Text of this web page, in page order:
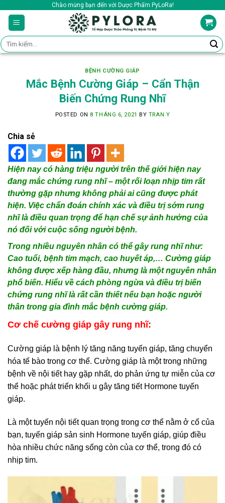
content
Chào mừng bạn đến với Dược Phẩm PyLoRa!
Tìm
kiếm:
BỆNH CƯỜNG GIÁP
Mắc Bệnh Cường Giáp – Cẩn Thận
Biến Chứng Rung Nhĩ
POSTED ON 8 THÁNG 6, 2021 BY TRAN Y
Chia sẻ
Hiện nay có hàng triệu người trên thế giới hiện nay
đang mắc chứng rung nhĩ – một rối loạn nhịp tim rất
thường gặp nhưng không phải ai cũng được phát
hiện. Việc chẩn đoán chính xác và điều trị sớm rung
nhĩ là điều quan trọng để hạn chế sự ảnh hưởng của
nó đối với cuộc sống người bệnh.
Trong nhiều nguyên nhân có thể gây rung nhĩ như:
Cao tuổi, bệnh tim mạch, cao huyết áp,… Cường giáp
không được xếp hàng đầu, nhưng là một nguyên nhân
phổ biến. Hiểu về cách phòng ngừa và điều trị biến
chứng rung nhĩ là rất cần thiết nếu bạn hoặc người
thân trong gia đình mắc bệnh cường giáp.
Cơ chế cường giáp gây rung nhĩ:
Cường giáp là bệnh lý tăng năng tuyến giáp, tăng chuyển
hóa tế bào trong cơ thể. Cường giáp là một trong những
bệnh về nội tiết hay gặp nhất, do phản ứng tự miễn của cơ
thể hoặc phát triển khối u gây tăng tiết Hormone tuyến
giáp.
Là một tuyến nội tiết quan trọng trong cơ thể nằm ở cổ của
bạn, tuyến giáp sản sinh Hormone tuyến giáp, giúp điều
hòa nhiều chức năng sống còn của cơ thể, trong đó có
nhịp tim.